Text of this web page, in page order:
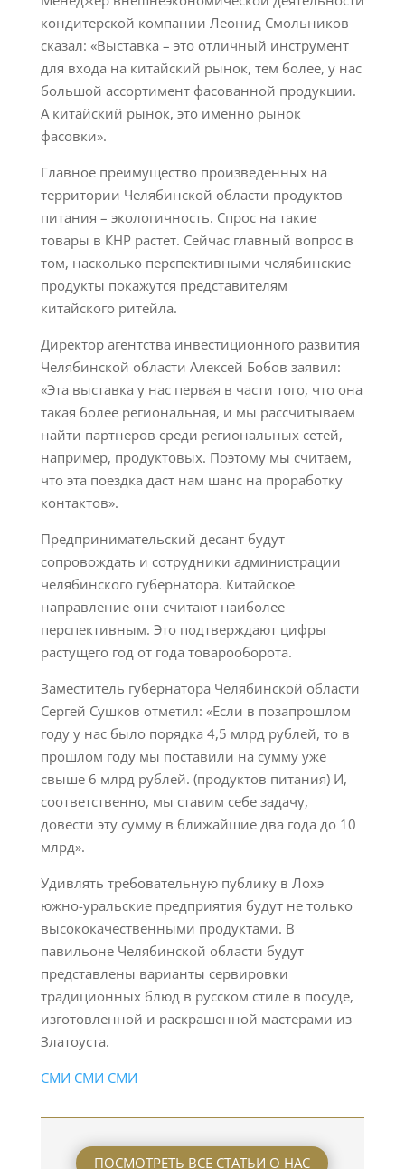
кондитерской компании Леонид Смольников
сказал: «Выставка – это отличный инструмент
для входа на китайский рынок, тем более, у нас
большой ассортимент фасованной продукции.
А китайский рынок, это именно рынок
фасовки».
Главное преимущество произведенных на
территории Челябинской области продуктов
питания – экологичность. Спрос на такие
товары в КНР растет. Сейчас главный вопрос в
том, насколько перспективными челябинские
продукты покажутся представителям
китайского ритейла.
Директор агентства инвестиционного развития
Челябинской области Алексей Бобов заявил:
«Эта выставка у нас первая в части того, что она
такая более региональная, и мы рассчитываем
найти партнеров среди региональных сетей,
например, продуктовых. Поэтому мы считаем,
что эта поездка даст нам шанс на проработку
контактов».
Предпринимательский десант будут
сопровождать и сотрудники администрации
челябинского губернатора. Китайское
направление они считают наиболее
перспективным. Это подтверждают цифры
растущего год от года товарооборота.
Заместитель губернатора Челябинской области
Сергей Сушков отметил: «Если в позапрошлом
году у нас было порядка 4,5 млрд рублей, то в
прошлом году мы поставили на сумму уже
свыше 6 млрд рублей. (продуктов питания) И,
соответственно, мы ставим себе задачу,
довести эту сумму в ближайшие два года до 10
млрд».
Удивлять требовательную публику в Лохэ
южно-уральские предприятия будут не только
высококачественными продуктами. В
павильоне Челябинской области будут
представлены варианты сервировки
традиционных блюд в русском стиле в посуде,
изготовленной и раскрашенной мастерами из
Златоуста.
СМИ СМИ СМИ
ПОСМОТРЕТЬ ВСЕ СТАТЬИ О НАС